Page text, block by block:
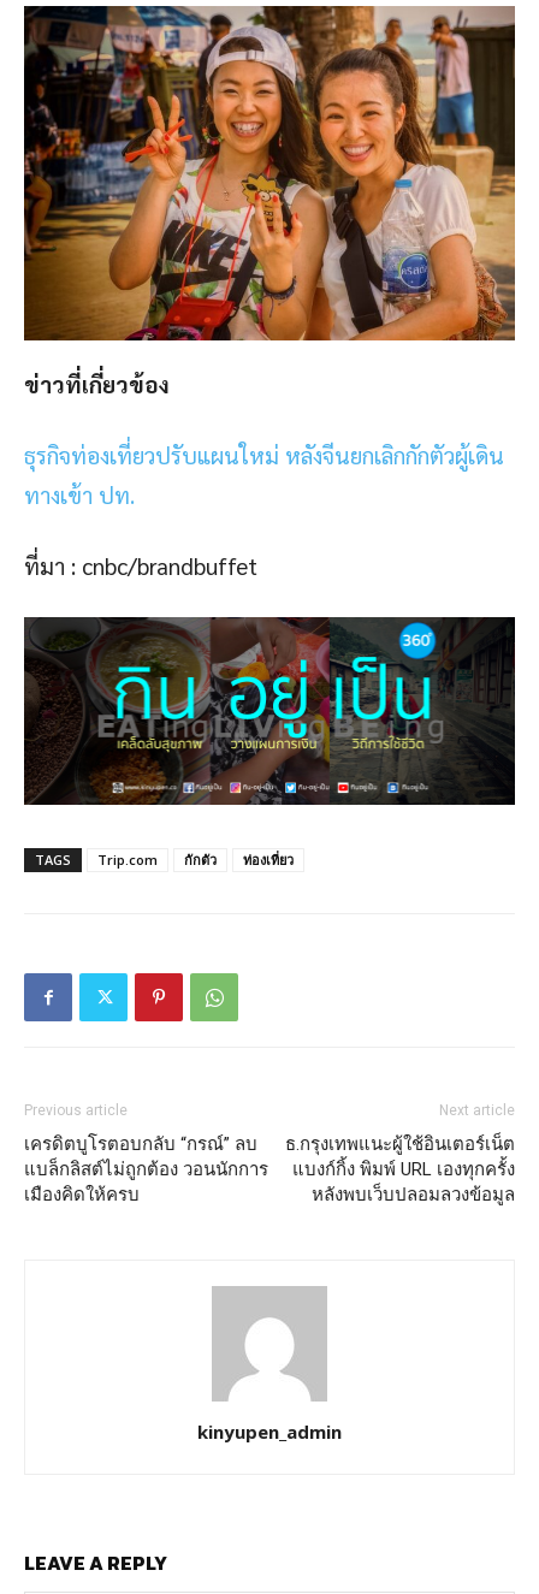
ข่าวที่เกี่ยวข้อง
ธุรกิจท่องเที่ยวปรับแผนใหม่ หลังจีนยกเลิกกักตัวผู้เดิน
ทางเข้า ปท.
ที่มา : cnbc/brandbuffet
TAGS Trip.com กักตัว ท่องเที่ยว
Previous article
เครดิตบูโรตอบกลับ “กรณ์” ลบ
แบล็กลิสต์ไม่ถูกต้อง วอนนักการ
เมืองคิดให้ครบ
Next article
ธ.กรุงเทพแนะผู้ใช้อินเตอร์เน็ต
แบงก์กิ้ง พิมพ์ URL เองทุกครั้ง
หลังพบเว็บปลอมลวงข้อมูล
kinyupen_admin
LEAVE A REPLY